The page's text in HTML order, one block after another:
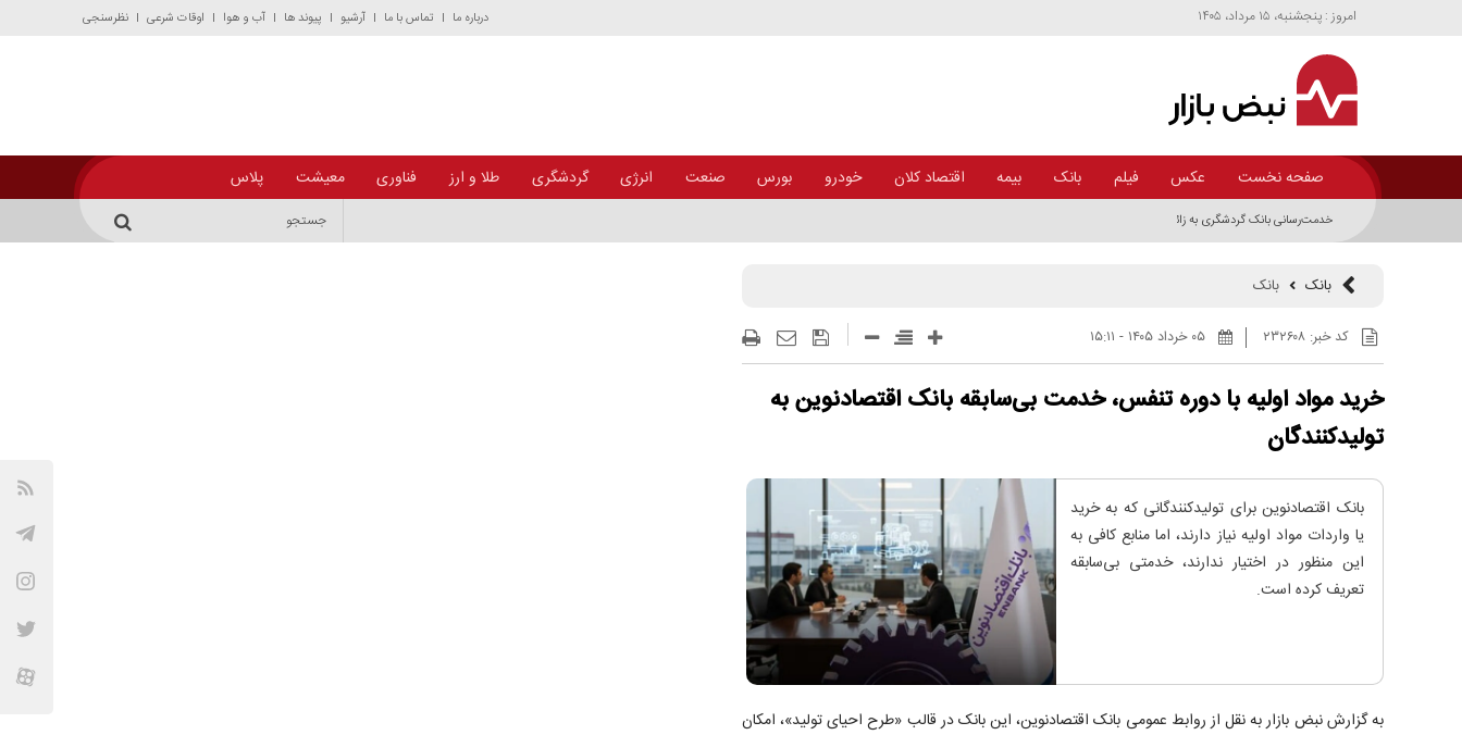
امروز : پنجشنبه، ۱۵ مرداد، ۱۴۰۵ درباره ما تماس با ما آرشیو پیوند ها آب و هوا اوقات شرعی نظرسنجی
صفحه نخست عکس فیلم بانک بیمه اقتصاد کلان خودرو بورس صنعت انرژی گردشگری طلا و ارز فناوری معیشت پلاس
خدمت‌رسانی بانک گردشگری به زائران اربعین؛ توزیع 15 هزار اقلام رفاهی سفر در شلمچه، مهران و سیرجان
بانک بانک
کد خبر:۲۳۲۶۰۸ ۰۵ خرداد ۱۴۰۵ - ۱۵:۱۱
خرید مواد اولیه با دوره تنفس، خدمت بی‌سابقه بانک اقتصادنوین به
تولیدکنندگان
بانک اقتصادنوین برای تولیدکنندگانی که به خرید
یا واردات مواد اولیه نیاز دارند، اما منابع کافی به
این منظور در اختیار ندارند، خدمتی بی‌سابقه
تعریف کرده است.
به گزارش نبض بازار به نقل ازروابط عمومی بانک اقتصادنوین، این بانک در قالب «طرح احیای تولید»، امکان